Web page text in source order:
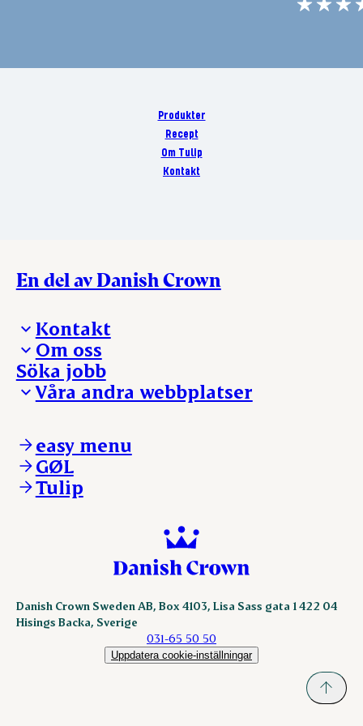
Produkter
Recept
Om Tulip
Kontakt
En del av Danish Crown
Kontakt
Presskontakt – För dig som är journalist
Reklamation
Visselblåsning
Om oss
Vi tar ledningen
Våra ställen
Söka jobb
Våra andra webbplatser
ESS-FOOD.com
KLS.se
nordicspoor.com
easy menu
GØL
Tulip
Danish Crown Sweden AB, Box 4103, Lisa Sass gata 1 422 04
Hisings Backa, Sverige
031-65 50 50
Uppdatera cookie-inställningar